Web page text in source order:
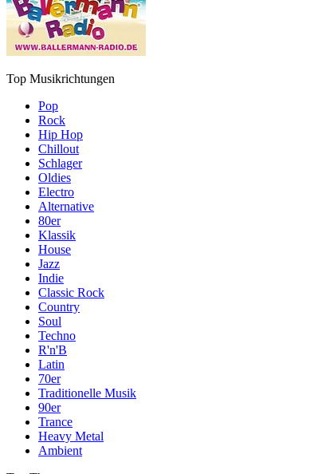
Top Musikrichtungen
Pop
Rock
Hip Hop
Chillout
Schlager
Oldies
Electro
Alternative
80er
Klassik
House
Jazz
Indie
Classic Rock
Country
Soul
Techno
R'n'B
Latin
70er
Traditionelle Musik
90er
Trance
Heavy Metal
Ambient